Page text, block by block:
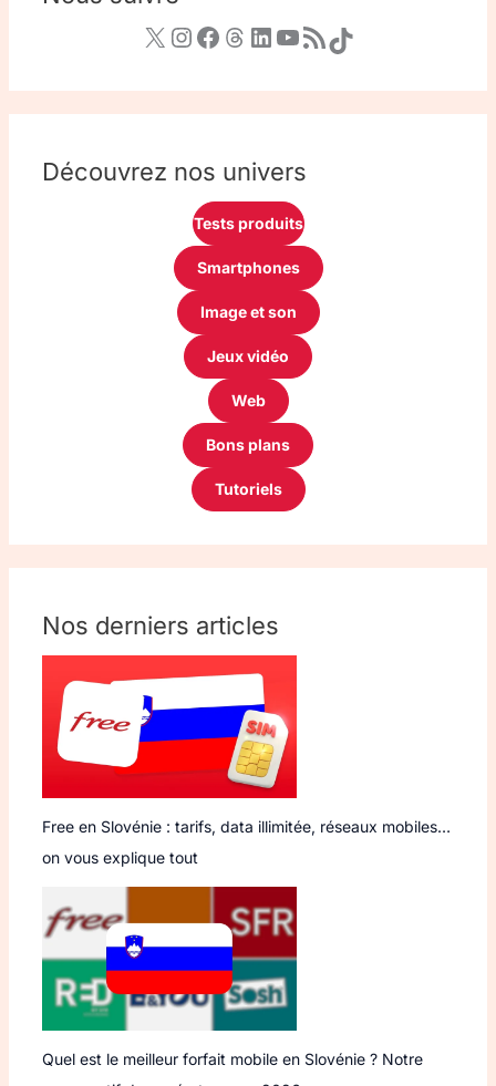
Découvrez nos univers
Tests produits
Smartphones
Image et son
Jeux vidéo
Web
Bons plans
Tutoriels
Nos derniers articles
Free en Slovénie : tarifs, data illimitée, réseaux mobiles…
on vous explique tout
Quel est le meilleur forfait mobile en Slovénie ? Notre